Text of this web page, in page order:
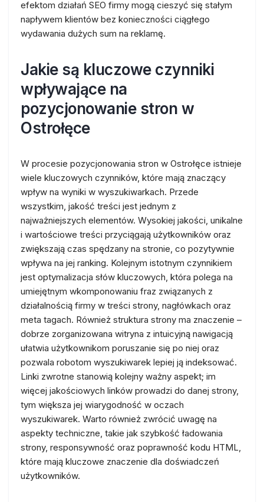
efektom działań SEO firmy mogą cieszyć się stałym
napływem klientów bez konieczności ciągłego
wydawania dużych sum na reklamę.
Jakie są kluczowe czynniki
wpływające na
pozycjonowanie stron w
Ostrołęce
W procesie pozycjonowania stron w Ostrołęce istnieje
wiele kluczowych czynników, które mają znaczący
wpływ na wyniki w wyszukiwarkach. Przede
wszystkim, jakość treści jest jednym z
najważniejszych elementów. Wysokiej jakości, unikalne
i wartościowe treści przyciągają użytkowników oraz
zwiększają czas spędzany na stronie, co pozytywnie
wpływa na jej ranking. Kolejnym istotnym czynnikiem
jest optymalizacja słów kluczowych, która polega na
umiejętnym wkomponowaniu fraz związanych z
działalnością firmy w treści strony, nagłówkach oraz
meta tagach. Również struktura strony ma znaczenie –
dobrze zorganizowana witryna z intuicyjną nawigacją
ułatwia użytkownikom poruszanie się po niej oraz
pozwala robotom wyszukiwarek lepiej ją indeksować.
Linki zwrotne stanowią kolejny ważny aspekt; im
więcej jakościowych linków prowadzi do danej strony,
tym większa jej wiarygodność w oczach
wyszukiwarek. Warto również zwrócić uwagę na
aspekty techniczne, takie jak szybkość ładowania
strony, responsywność oraz poprawność kodu HTML,
które mają kluczowe znaczenie dla doświadczeń
użytkowników.